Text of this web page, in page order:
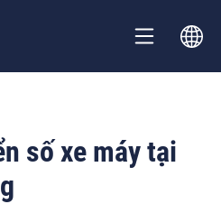
số xe máy tại